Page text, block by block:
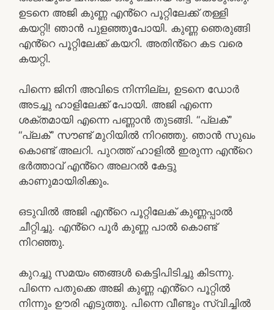
ഉടനെ അജി കുണ്ണ എൻ്റെ പൂറ്റിലേക്ക് തള്ളി
കയറ്റി! ഞാൻ പുളഞ്ഞുപോയി. കുണ്ണ ഞെരുങ്ങി
എൻ്റെ പൂറ്റിലേക്ക് കയറി. അതിൻ്റെ കട വരെ
കയറ്റി.
പിന്നെ ജിനി അവിടെ നിന്നില്ല, ഉടനെ ഡോർ
അടച്ചു ഹാളിലേക്ക് പോയി. അജി എന്നെ
ശക്തമായി എന്നെ പണ്ണാൻ തുടങ്ങി. “പ്ലക്”
“പ്ലക്” സൗണ്ട് മുറിയിൽ നിറഞ്ഞു. ഞാൻ സുഖം
കൊണ്ട് അലറി. പുറത്ത് ഹാളിൽ ഇരുന്ന എൻ്റെ
ഭർത്താവ് എൻ്റെ അലറൽ കേട്ടു
കാണുമായിരിക്കും.
ഒടുവിൽ അജി എൻ്റെ പൂറ്റിലേക് കുണ്ണപ്പാൽ
ചീറ്റിച്ചു. എൻ്റെ പൂർ കുണ്ണ പാൽ കൊണ്ട്
നിറഞ്ഞു.
കുറച്ചു സമയം ഞങ്ങൾ കെട്ടിപിടിച്ചു കിടന്നു.
പിന്നെ പതുക്കെ അജി കുണ്ണ എൻ്റെ പൂറ്റിൽ
നിന്നും ഊരി എടുത്തു. പിന്നെ വീണ്ടും സ്വിച്ചിൽ